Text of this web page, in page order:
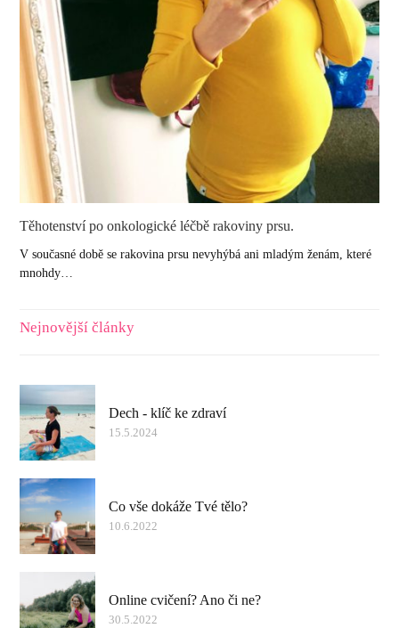
Těhotenství po onkologické léčbě rakoviny prsu.
V současné době se rakovina prsu nevyhýbá ani mladým ženám, které
mnohdy…
Nejnovější články
Dech - klíč ke zdraví
15.5.2024
Co vše dokáže Tvé tělo?
10.6.2022
Online cvičení? Ano či ne?
30.5.2022